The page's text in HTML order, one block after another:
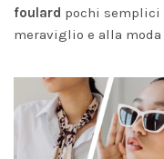
foulard pochi semplici
meraviglio e alla moda